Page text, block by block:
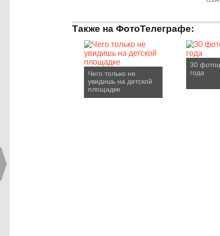
Также на ФотоТелеграфе:
Чего только не
увидишь на детской
площадке
30
года